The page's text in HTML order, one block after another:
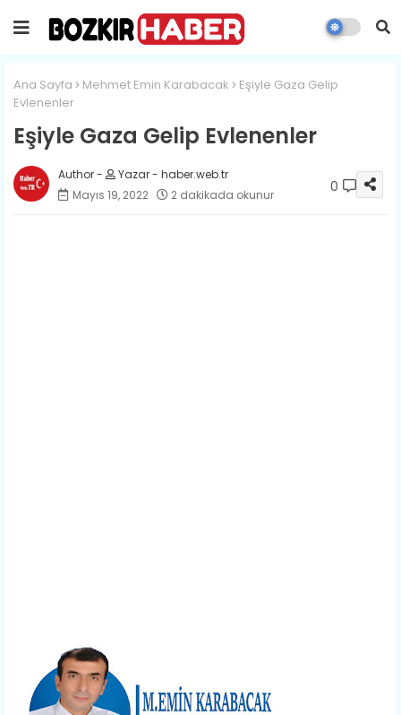
Ana Sayfa Mehmet Emin Karabacak
​Eşiyle Gaza Gelip
Evlenenler
​Eşiyle Gaza Gelip Evlenenler
Yazar - haber.web.tr
Mayıs 19, 2022
2 dakikada okunur 0